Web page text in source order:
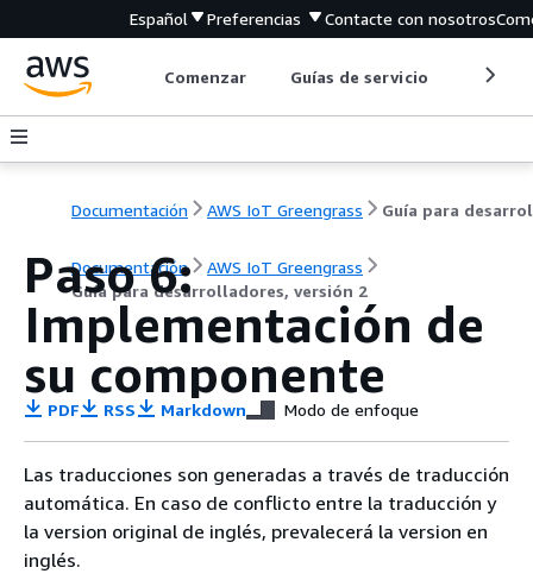
Español Preferencias Contacte con nosotros
Comenzar Guías de servicio
Documentación AWS IoT Greengrass
Documentación
AWS IoT Greengrass
Guía para desarrolladores, versión 2
Paso 6:
Implementación de
su componente
PDF RSS Markdown Modo de enfoque
Las traducciones son generadas a través de traducción
automática. En caso de conflicto entre la traducción y
la version original de inglés, prevalecerá la version en
inglés.